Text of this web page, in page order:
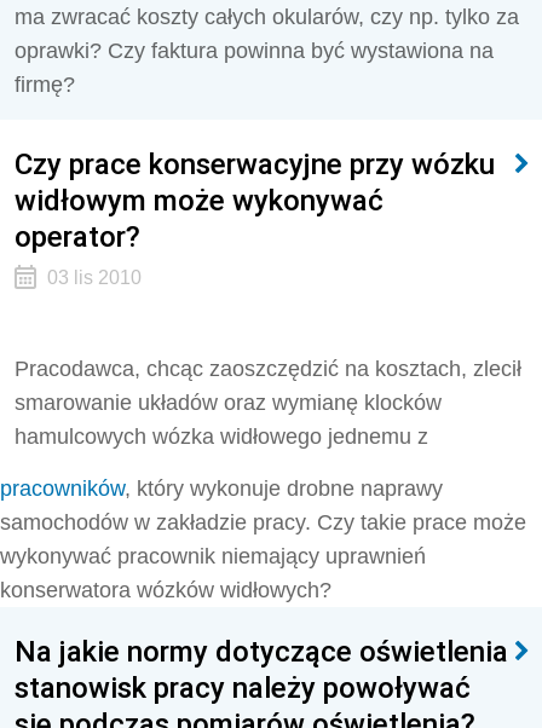
ma zwracać koszty całych okularów, czy np. tylko za
oprawki? Czy faktura powinna być wystawiona na
firmę?
Czy prace konserwacyjne przy wózku
widłowym może wykonywać
operator?
03 lis 2010
Pracodawca, chcąc zaoszczędzić na kosztach, zlecił
smarowanie układów oraz wymianę klocków
hamulcowych wózka widłowego jednemu z
pracowników, który wykonuje drobne naprawy
samochodów w zakładzie pracy. Czy takie prace może
wykonywać pracownik niemający uprawnień
konserwatora wózków widłowych?
Na jakie normy dotyczące oświetlenia
stanowisk pracy należy powoływać